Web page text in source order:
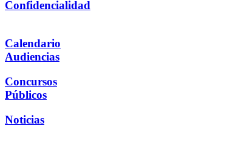
Confidencialidad
Calendario
Audiencias
Concursos
Públicos
Noticias